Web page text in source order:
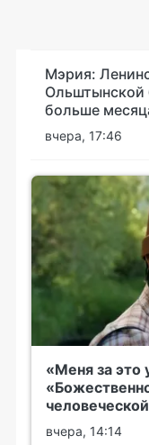
Мэрия:
Ольштынской
больше
вчера, 17:46
«Меня за это
вчера, 14:14